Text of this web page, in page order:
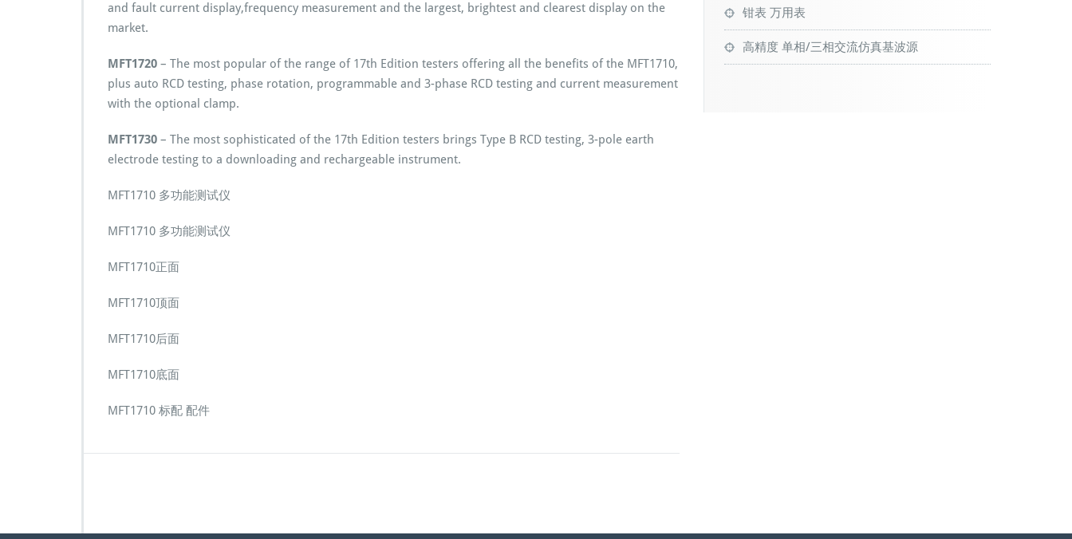
and fault current display,frequency measurement and the largest, brightest and clearest display on the
market.
MFT1720 – The most popular of the range of 17th Edition testers offering all the benefits of the MFT1710,
plus auto RCD testing, phase rotation, programmable and 3-phase RCD testing and current measurement
with the optional clamp.
MFT1730 – The most sophisticated of the 17th Edition testers brings Type B RCD testing, 3-pole earth
electrode testing to a downloading and rechargeable instrument.
MFT1710 多功能测试仪
MFT1710 多功能测试仪
MFT1710正面
MFT1710顶面
MFT1710后面
MFT1710底面
MFT1710 标配 配件
钳表 万用表
高精度 单相/三相交流仿真基波源